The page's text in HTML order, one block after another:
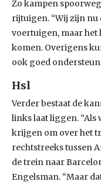
Zo kampen
rijtuigen. “Wij zijn nu
voertuigen, maar het
komen. Overigens
ook goed
Hsl
Verder bestaat de
links laat liggen.
krijgen om over het
rechtstreeks tussen
de trein naar
Engelsman. “Maar